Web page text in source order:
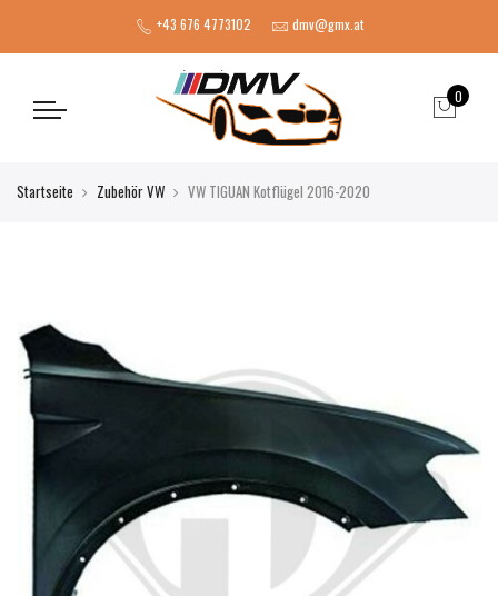
+43 676 4773102 dmv@gmx.at
0
Startseite Zubehör VW VW TIGUAN Kotflügel 2016-2020